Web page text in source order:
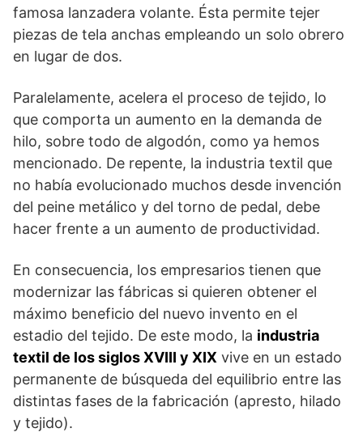
famosa lanzadera volante. Ésta permite tejer
piezas de tela anchas empleando un solo obrero
en lugar de dos.
Paralelamente, acelera el proceso de tejido, lo
que comporta un aumento en la demanda de
hilo, sobre todo de algodón, como ya hemos
mencionado. De repente, la industria textil que
no había evolucionado muchos desde invención
del peine metálico y del torno de pedal, debe
hacer frente a un aumento de productividad.
En consecuencia, los empresarios tienen que
modernizar las fábricas si quieren obtener el
máximo beneficio del nuevo invento en el
estadio del tejido. De este modo, la industria
textil de los siglos XVIII y XIX vive en un estado
permanente de búsqueda del equilibrio entre las
distintas fases de la fabricación (apresto, hilado
y tejido).